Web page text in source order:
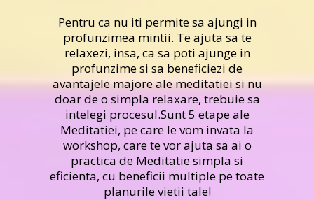
Pentru ca nu iti permite sa ajungi in
profunzimea mintii. Te ajuta sa te
relaxezi, insa, ca sa poti ajunge in
profunzime si sa beneficiezi de
avantajele majore ale meditatiei si nu
doar de o simpla relaxare, trebuie sa
intelegi procesul.Sunt 5 etape ale
Meditatiei, pe care le vom invata la
workshop, care te vor ajuta sa ai o
practica de Meditatie simpla si
eficienta, cu beneficii multiple pe toate
planurile vietii tale!